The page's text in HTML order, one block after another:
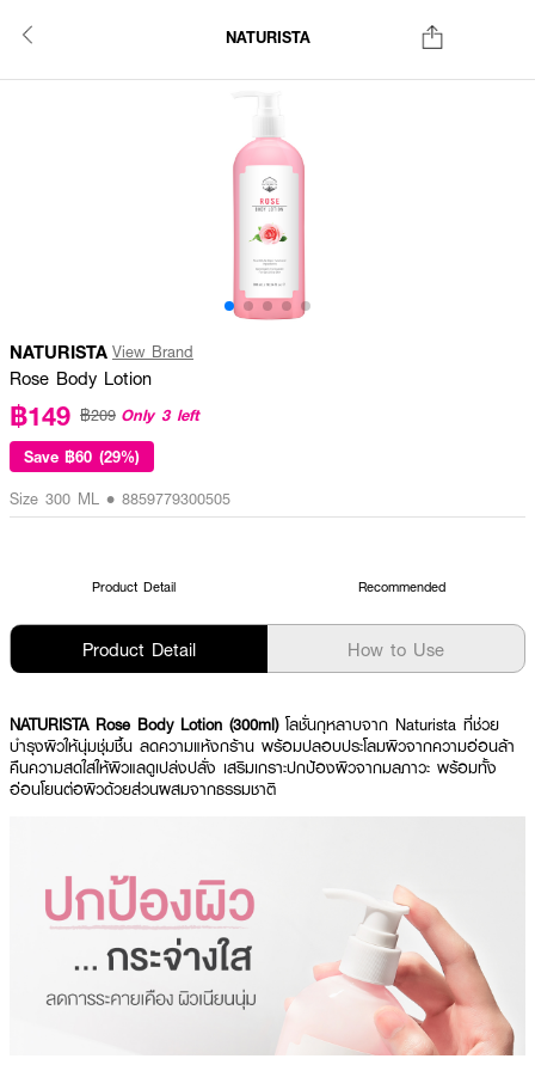
NATURISTA
NATURISTA View Brand
Rose Body Lotion
฿149 ฿209 Only 3 left
Save ฿60 (29%)
Size 300 ML • 8859779300505
Product Detail Recommended
Product Detail How to Use
NATURISTA Rose Body Lotion (300ml) โลชั่นกุหลาบจาก Naturista ที่ช่วย
บำรุงผิวให้นุ่มชุ่มชื้น ลดความแห้งกร้าน พร้อมปลอบประโลมผิวจากความอ่อนล้า
คืนความสดใสให้ผิวแลดูเปล่งปลั่ง เสริมเกราะปกป้องผิวจากมลภาวะ พร้อมทั้ง
อ่อนโยนต่อผิวด้วยส่วนผสมจากธรรมชาติ